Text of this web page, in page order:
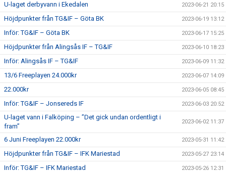
U-laget derbyvann i Ekedalen 2023-06-21 20:15
Höjdpunkter från TG&IF – Göta BK 2023-06-19 13:12
Inför: TG&IF – Göta BK 2023-06-17 15:25
Höjdpunkter från Alingsås IF – TG&IF 2023-06-10 18:23
Inför: Alingsås IF – TG&IF 2023-06-09 11:32
13/6 Freeplayen 24.000kr 2023-06-07 14:09
22.000kr 2023-06-05 08:45
Inför: TG&IF – Jonsereds IF 2023-06-03 20:52
U-laget vann i Falköping – ”Det gick undan ordentligt i
fram”
2023-06-02 11:37
6 Juni Freeplayen 22.000kr 2023-05-31 11:42
Höjdpunkter från TG&IF – IFK Mariestad 2023-05-27 23:14
Inför: TG&IF – IFK Mariestad 2023-05-26 12:31